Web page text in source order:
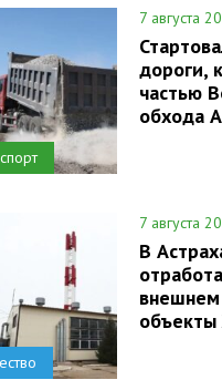
7 августа
дороги,
частью
обхода
7 августа
В
внешнем